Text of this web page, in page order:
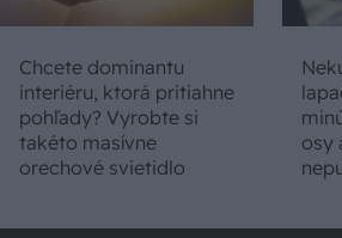
Chcete dominantu
interiéru, ktorá pritiahne
pohľady? Vyrobte si
takéto masívne
orechové svietidlo
osy